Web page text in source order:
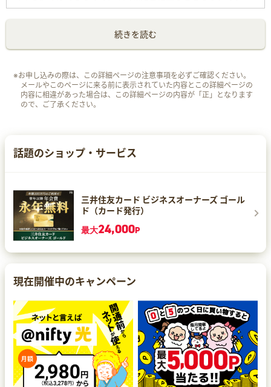
続きを読む
※お申し込みの際は、この詳細ページの注意事項を必ずご確認ください。
メールやこのページに来る前に表示されていた内容とこの詳細ページの
内容に相違があった場合は、この詳細ページの内容が「正」となります
ので、ご了承ください。
話題のショップ・サービス
三井住友カード ビジネスオーナーズ ゴール
ド（カード発行）
最大24,000P
現在開催中のキャンペーン